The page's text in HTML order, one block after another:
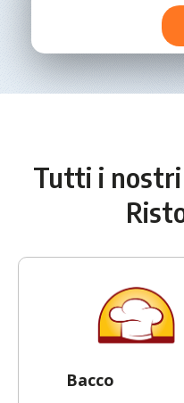
Tutti i
Bacco